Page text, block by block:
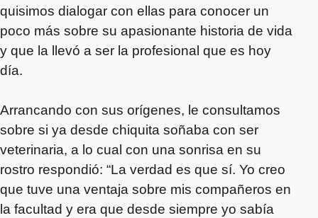
quisimos dialogar con ellas para conocer un
poco más sobre su apasionante historia de vida
y que la llevó a ser la profesional que es hoy
día.
Arrancando con sus orígenes, le consultamos
sobre si ya desde chiquita soñaba con ser
veterinaria, a lo cual con una sonrisa en su
rostro respondió: “La verdad es que sí. Yo creo
que tuve una ventaja sobre mis compañeros en
la facultad y era que desde siempre yo sabía